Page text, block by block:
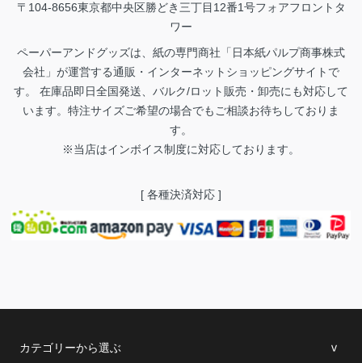
〒104-8656東京都中央区勝どき三丁目12番1号フォアフロントタ
ワー
ペーパーアンドグッズは、紙の専門商社「日本紙パルプ商事株式
会社」が運営する通販・インターネットショッピングサイトで
す。 在庫品即日全国発送、バルク/ロット販売・卸売にも対応して
います。特注サイズご希望の場合でもご相談お待ちしておりま
す。
※当店はインボイス制度に対応しております。
[ 各種決済対応 ]
カテゴリーから選ぶ